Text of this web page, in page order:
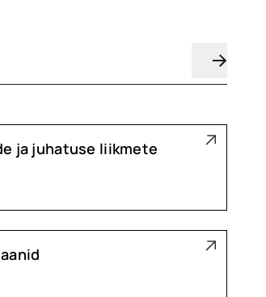
ja juhatuse liikmete